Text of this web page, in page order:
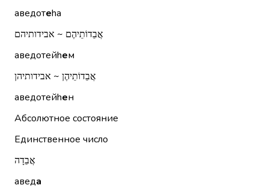
аведотеhа
אֲבֵדוֹתֵיהֶם ~ אבידותיהם
аведотейhем
אֲבֵדוֹתֵיהֶן ~ אבידותיהן
аведотейhен
Абсолютное состояние
Единственное число
אֲבֵדָה
аведа